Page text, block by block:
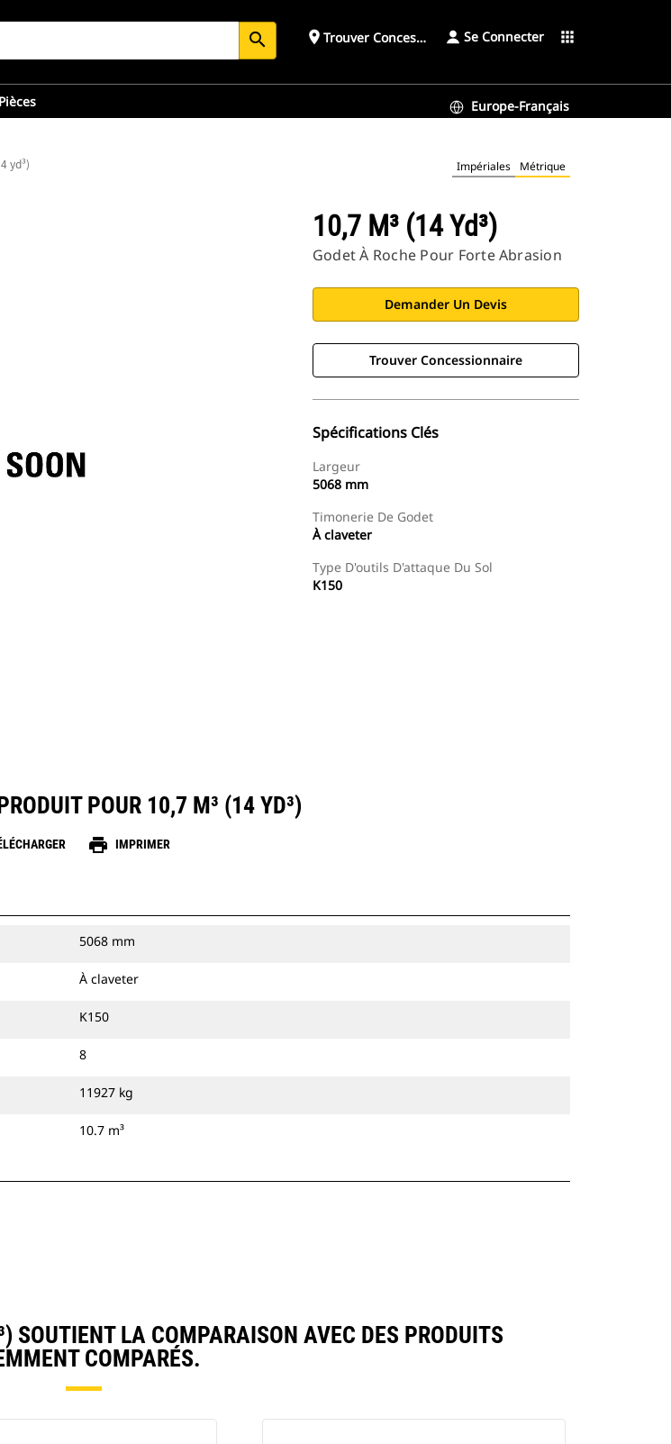
search place Trouver ConcessionnaireSe Connecter apps
Pièces Europe-Français
yd³) Impériales Métrique
10,7 M³ (14 Yd³)
Godet À Roche Pour Forte Abrasion
Demander Un Devis
Trouver Concessionnaire
Spécifications Clés
Largeur
5068 mm
Timonerie De Godet
À claveter
Type D'outils D'attaque Du Sol
K150
POUR 10,7 M³ (14 YD³)
print IMPRIMER
5068 mm
À claveter
K150
8
11927 kg
10.7 m³
SOUTIENT LA COMPARAISON AVEC DES PRODUITS
COMPARÉS.